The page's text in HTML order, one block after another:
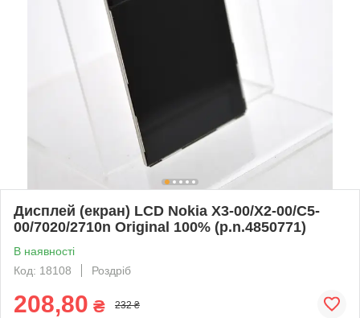
Дисплей (екран) LCD Nokia X3-00/X2-00/C5-
00/7020/2710n Original 100% (p.n.4850771)
В наявності
Код: 18108
Роздріб
208,80 ₴ 232 ₴